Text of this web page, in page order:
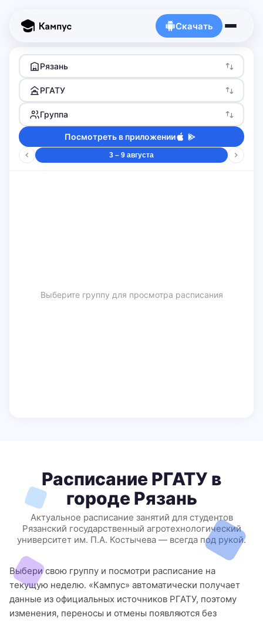
Скачать
Рязань
РГАТУ
Группа
Посмотреть в приложении
3 – 9 августа
Выберите группу для просмотра расписания
Расписание РГАТУ в
городе Рязань
Актуальное расписание занятий для студентов
Рязанский государственный агротехнологический
университет им. П.А. Костычева — всегда под рукой.
Выбери свою группу и посмотри расписание на
текущую неделю. «Кампус» автоматически получает
данные из официальных источников РГАТУ, поэтому
изменения, переносы и отмены появляются без